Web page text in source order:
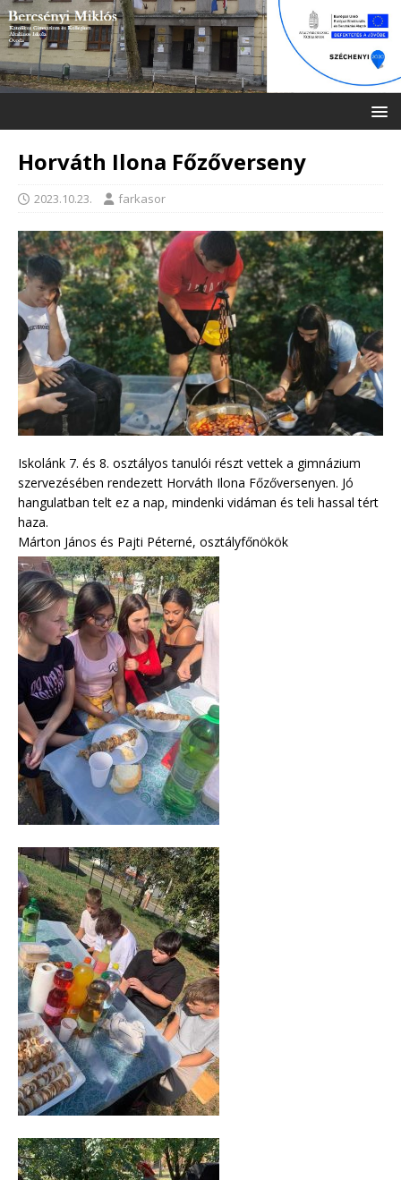
Horváth Ilona Főzőverseny
2023.10.23. farkasor
Iskolánk 7. és 8. osztályos tanulói részt vettek a gimnázium
szervezésében rendezett Horváth Ilona Főzőversenyen. Jó
hangulatban telt ez a nap, mindenki vidáman és teli hassal tért
haza.
Márton János és Pajti Péterné, osztályfőnökök